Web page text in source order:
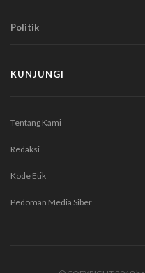
Politik
KUNJUNGI
Tentang Kami
Redaksi
Kode Etik
Pedoman Media Siber